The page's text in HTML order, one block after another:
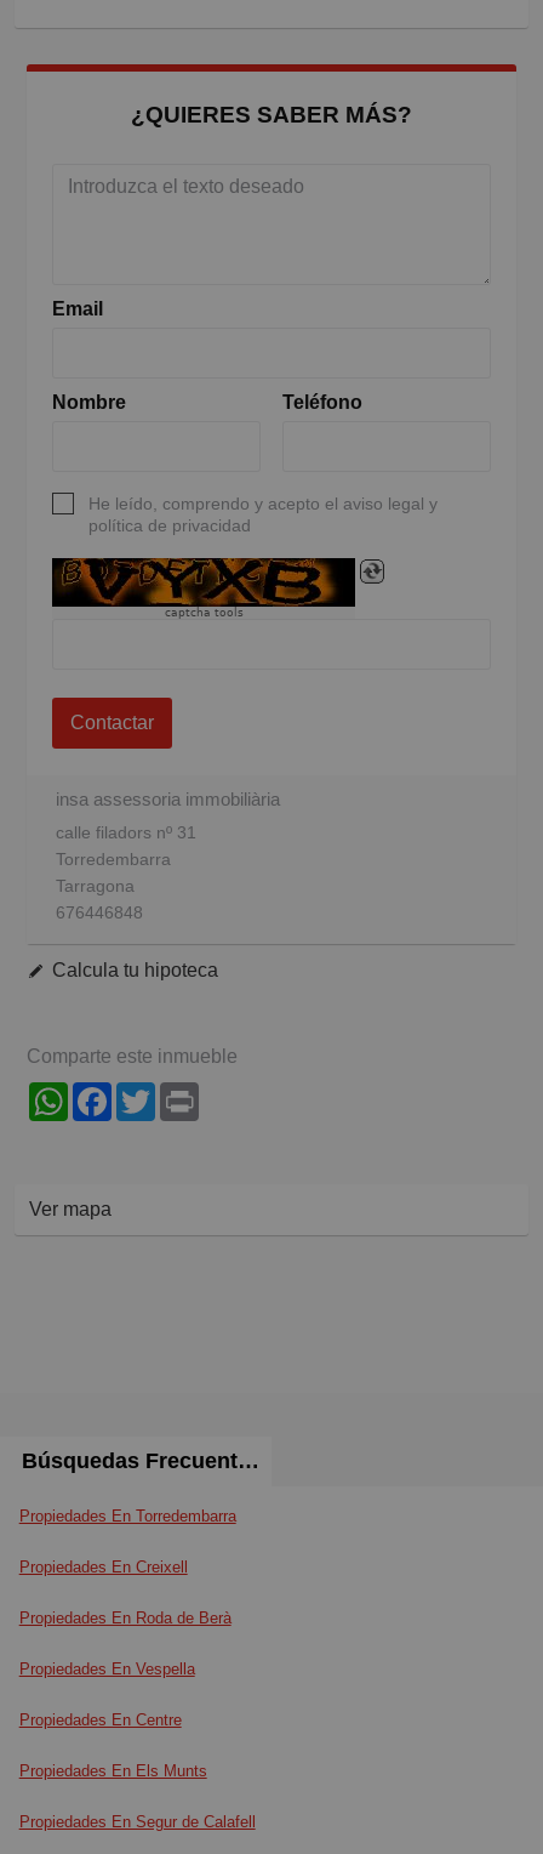
¿QUIERES SABER MÁS?
Email
Nombre Teléfono
He leído, comprendo y acepto el aviso legal y
política de privacidad
captcha tools
Contactar
insa assessoria immobiliària
calle filadors nº 31
Torredembarra
Tarragona
676446848
Calcula tu hipoteca
Comparte este inmueble
WhatsAppFacebook
Twitter
Ver mapa
Búsquedas Frecuentes
Propiedades En Torredembarra
Propiedades En Creixell
Propiedades En Roda de Berà
Propiedades En Vespella
Propiedades En Centre
Propiedades En Els Munts
Propiedades En Segur de Calafell